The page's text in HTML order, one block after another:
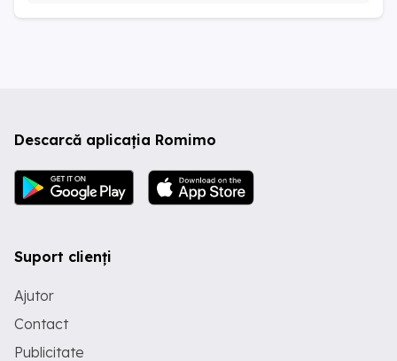
Descarcă aplicația Romimo
Suport clienți
Ajutor
Contact
Publicitate